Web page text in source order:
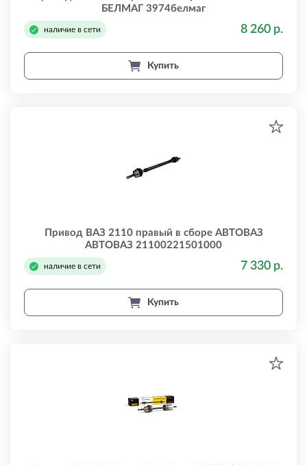
БЕЛМАГ 3974белмаг
наличие в сети 8 260 р.
Купить
Привод ВАЗ 2110 правый в сборе АВТОВАЗ
АВТОВАЗ 21100221501000
наличие в сети 7 330 р.
Купить